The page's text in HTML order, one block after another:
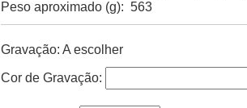
Peso aproximado (g): 563
Gravação: A escolher
Cor de Gravação: